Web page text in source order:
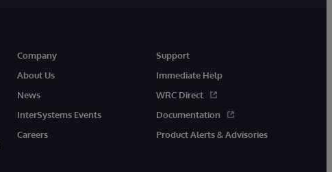
Company
About Us
News
InterSystems Events
Careers
Support
Immediate Help
WRC Direct
Documentation
Product Alerts & Advisories